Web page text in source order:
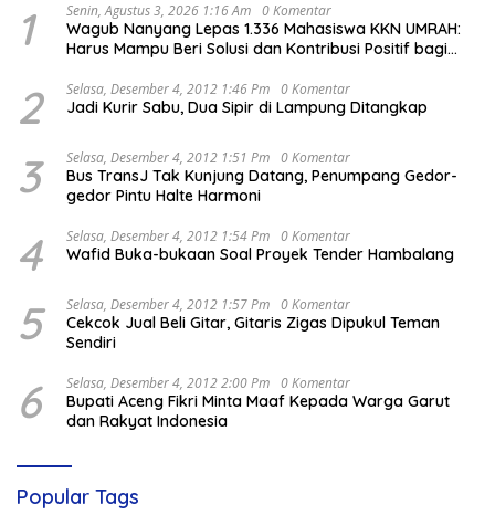
1 Senin, Agustus 3, 2026 1:16 Am 0 Komentar
Wagub Nanyang Lepas 1.336 Mahasiswa KKN UMRAH:
Harus Mampu Beri Solusi dan Kontribusi Positif bagi
2 Selasa, Desember 4, 2012 1:46 Pm 0 Komentar
Jadi Kurir Sabu, Dua Sipir di Lampung Ditangkap
3 Selasa, Desember 4, 2012 1:51 Pm 0 Komentar
Bus TransJ Tak Kunjung Datang, Penumpang Gedor-
gedor Pintu Halte Harmoni
4 Selasa, Desember 4, 2012 1:54 Pm 0 Komentar
Wafid Buka-bukaan Soal Proyek Tender Hambalang
5 Selasa, Desember 4, 2012 1:57 Pm 0 Komentar
Cekcok Jual Beli Gitar, Gitaris Zigas Dipukul Teman
Sendiri
6 Selasa, Desember 4, 2012 2:00 Pm 0 Komentar
Bupati Aceng Fikri Minta Maaf Kepada Warga Garut
dan Rakyat Indonesia
Popular Tags